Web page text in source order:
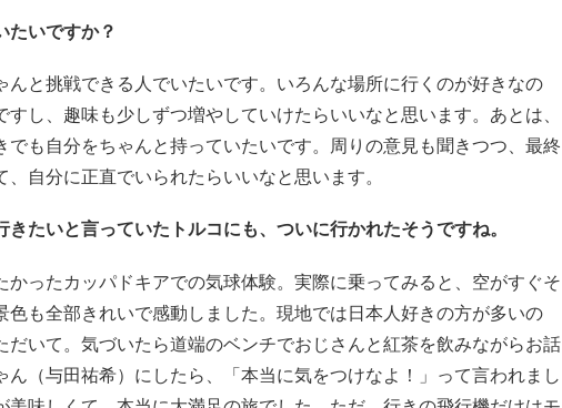
たいですか？
んと挑戦できる人でいたいです。いろんな場所に行くのが好きなの
し、趣味も少しずつ増やしていけたらいいなと思います。あとは、
でも自分をちゃんと持っていたいです。周りの意見も聞きつつ、最終
自分に正直でいられたらいいなと思います。
たいと言っていたトルコにも、ついに行かれたそうですね。
ったカッパドキアでの気球体験。実際に乗ってみると、空がすぐそ
色も全部きれいで感動しました。現地では日本人好きの方が多いの
だいて。気づいたら道端のベンチでおじさんと紅茶を飲みながらお話
ん（与田祐希）にしたら、「本当に気をつけなよ！」って言われまし